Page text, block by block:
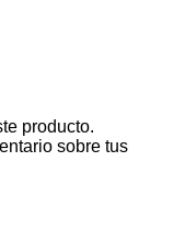
producto.
sobre tus